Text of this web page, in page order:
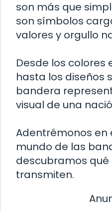
son más que
son símbolos
valores y orgullo
Desde los
hasta los diseños
bandera
visual de una
Adentrémonos en
mundo de las
descubramos
transmiten.